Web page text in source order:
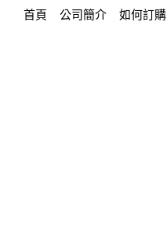
首頁 公司簡介 如何訂購